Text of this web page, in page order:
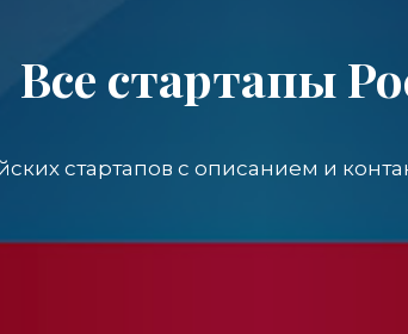
Все стартапы
стартапов с описанием и